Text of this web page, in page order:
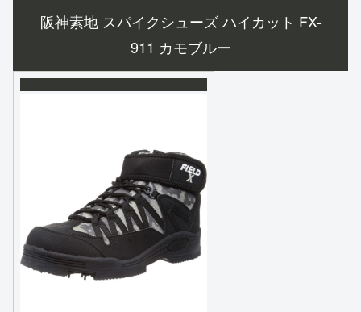
阪神素地 スパイクシューズ ハイカット FX-
911 カモブルー